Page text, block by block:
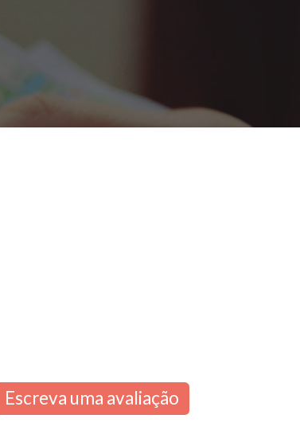
Escreva uma avaliação